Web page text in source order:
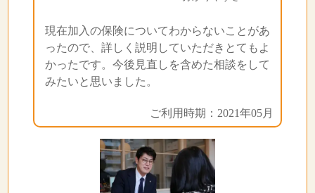
現在加入の保険についてわからないことがあ
ったので、詳しく説明していただきとてもよ
かったです。今後見直しを含めた相談をして
みたいと思いました。
ご利用時期：2021年05月